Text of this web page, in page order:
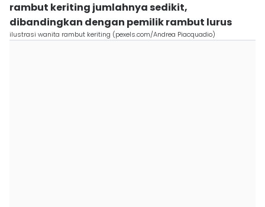
rambut keriting jumlahnya sedikit,
dibandingkan dengan pemilik rambut lurus
ilustrasi wanita rambut keriting (pexels.com/Andrea Piacquadio)